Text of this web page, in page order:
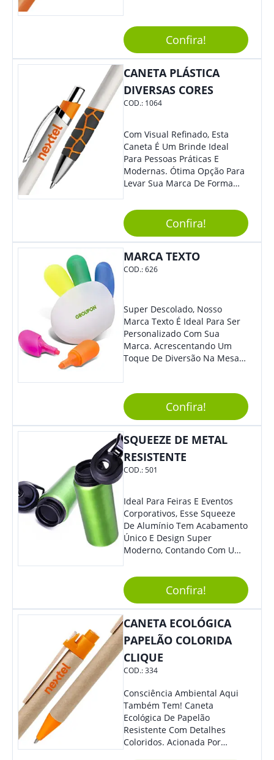
Confira!
CANETA PLÁSTICA
DIVERSAS CORES
COD.: 1064
Com Visual Refinado, Esta
Caneta É Um Brinde Ideal
Para Pessoas Práticas E
Modernas. Ótima Opção Para
Levar Sua Marca De Forma
Sua Empresa Em Eventos,
Reuniões Corporativas Ou Até
Mesmo Para Presentear
Colaboradores E Parceiros De
Sua Empresa.
Confira!
MARCA TEXTO
COD.:626
Super Descolado, Nosso
Marca Texto É Ideal Para Ser
Personalizado Com Sua
Marca. Acrescentando Um
Toque De Diversão Na Mesa
Clientes E Colaboradores. O
Grande Destaque De Eventos
E Feiras De Negócio
Empresa.
Confira!
SQUEEZE DE METAL
RESISTENTE
COD.:501
Ideal Para Feiras E Eventos
Corporativos, Esse Squeeze
De Alumínio Tem Acabamento
Único E Design Super
Moderno, Contando Com Uma
Permite Vazamentos. Sem
Dúvidas É Um Brinde Prático
Que Levará Sua Marca Com
Muito Estilo, Agradando À
Todos.
Confira!
CANETA ECOLÓGICA
PAPELÃO COLORIDA
CLIQUE
COD.:334
Consciência Ambiental Aqui
Também Tem! Caneta
Ecológica De Papelão
Resistente Com Detalhes
Coloridos. Acionada Por